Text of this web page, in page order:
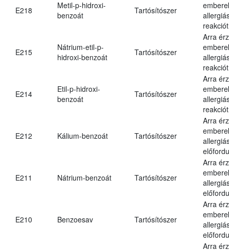
E218
Metil-p-hidroxi-
benzoát
Tartósítószer
E215
Nátrium-etil-p-
hidroxi-benzoát
Tartósítószer
Arra
E214
Etil-p-hidroxi-
benzoát
Tartósítószer
Arra
E212 Kálium-benzoát Tartósítószer
Arra
E211 Nátrium-benzoát Tartósítószer
Arra
E210 Benzoesav Tartósítószer
Arra
Arra